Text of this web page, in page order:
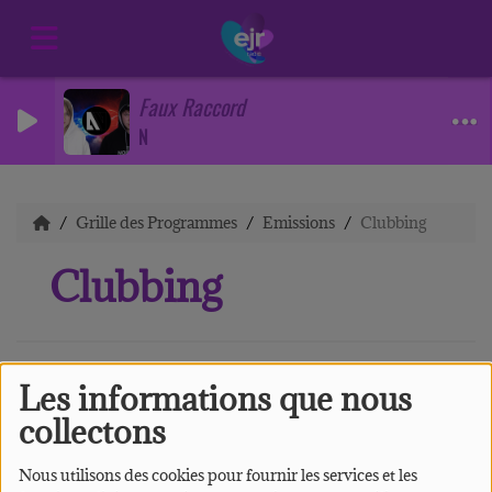
Les informations que nous
collectons
Nous utilisons des cookies pour fournir les services et les
Faux Raccord
N
Grille des Programmes Emissions Clubbing
Clubbing